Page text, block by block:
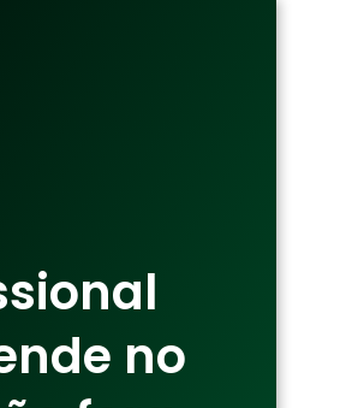
no